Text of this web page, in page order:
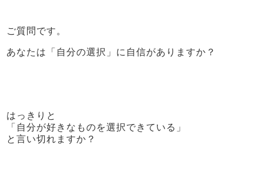
ご質問です。
あなたは「自分の選択」に自信がありますか？
はっきりと
「自分が好きなものを選択できている」
と言い切れますか？